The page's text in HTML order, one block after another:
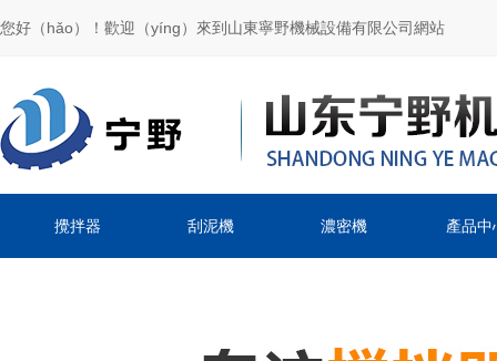
您好（hǎo）！歡迎（yíng）來到山東寧野機械設備有限公司網站
攪拌器 刮泥機 濃密機 產品中